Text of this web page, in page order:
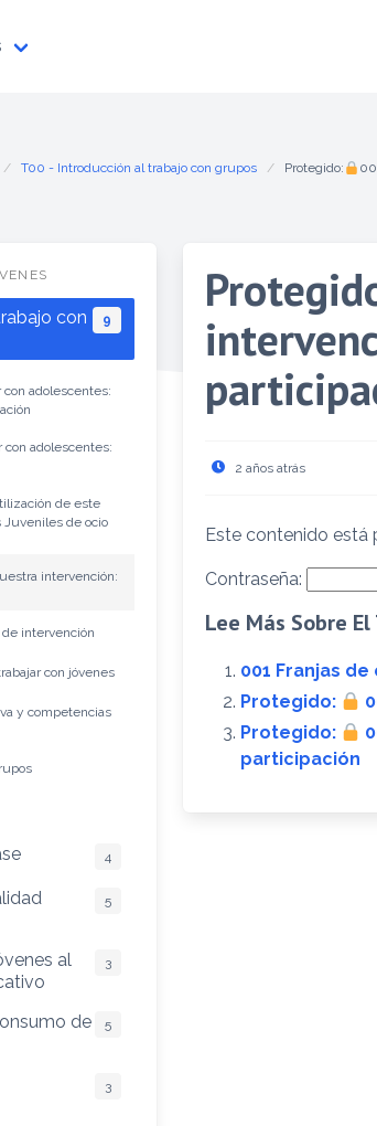
T00 - Introducción al trabajo con grupos Protegido:
con
9
con adolescentes:
con adolescentes:
de este
Juveniles de ocio
intervención:
de intervención
con jóvenes
y competencias
4
5
al
3
de
5
3
2 años atrás
Este contenido está
Contraseña:
Lee Más Sobre El
001 Franjas de
Protegido:
Protegido:
participación